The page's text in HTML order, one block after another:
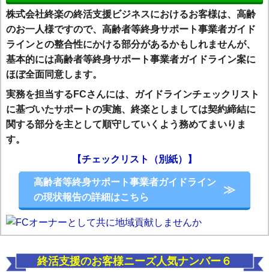
株式会社終楽の終活支援ビジネスにおけるお客様は、高齢
のお一人様ですので、高齢者等終身サポート事業者ガイド
ラインとの整合性にかける部分があるかもしれませんが、
基本的には高齢者等終身サポート事業者ガイドライン案に
ほぼ全面同意します。
実務を担当するFCさんには、ガイドラインチェックリスト
に基づいたサポートの実施、終楽としましては契約締結に
関する部分を主として順守していくよう務めてまいりま
す。
【チェックリスト（別紙）】
高齢者等終身サポート事業者ガイドライン
の現状報告の詳細はこちら
終活支援のお客様ニーズ人気ナンバー６